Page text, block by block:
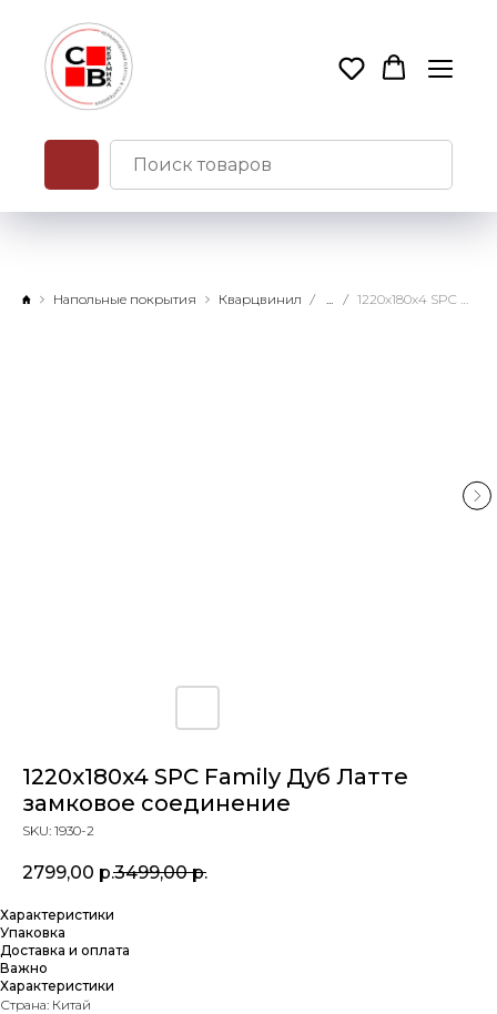
Напольные покрытия Кварцвинил
1220x180x4 SPC Family Дуб Латте
замковое соединение
SKU: 1930-2
2799,00 р.3499,00 р.
Характеристики
Упаковка
Доставка и оплата
Важно
Характеристики
Страна: Китай